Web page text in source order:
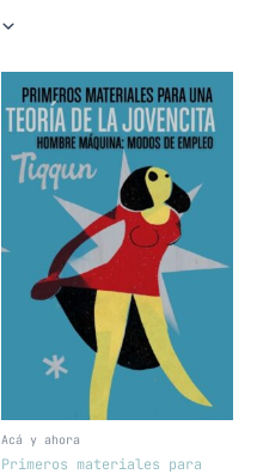
Acá y ahora
Primeros materiales para